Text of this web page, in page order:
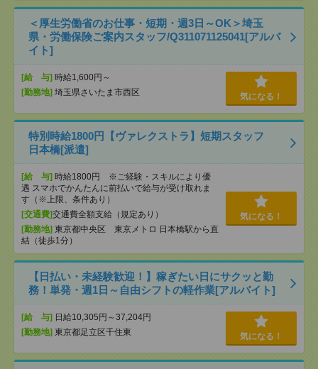
＜厚生労働省のお仕事・短期・週3日～OK＞埼玉
県・労働保険ご案内スタッフ/Q311071125041[アルバ
イト]
[給 与] 時給1,600円～
[勤務地] 埼玉県さいたま市西区 気になる！
特別時給1800円【ヴァレクストラ】短期スタッフ
日本橋[派遣]
[給 与] 時給1800円 ※ご経験・スキルにより優
遇 スマホでかんたんに前払いで給与が受け取れま
す（※上限、条件あり）
[交通費]交通費全額支給（規定あり）
[勤務地] 東京都中央区 東京メトロ 日本橋駅から直
結（徒歩1分）
気になる！
【日払い・未経験歓迎！】稼ぎたい日にサクッと勤
務！単発・週1日～自由シフトの軽作業[アルバイト]
[給 与] 日給10,305円～37,204円
[勤務地] 東京都足立区千住東 気になる！